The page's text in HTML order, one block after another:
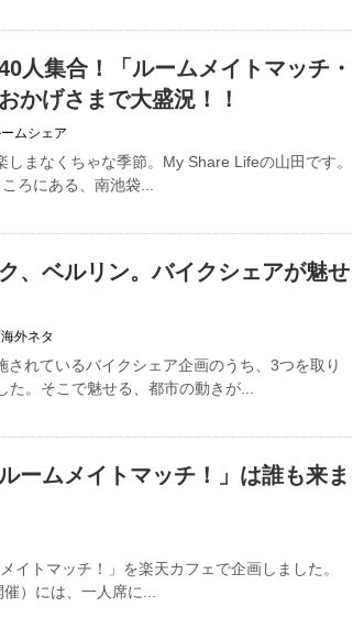
人集合！「ルームメイトマッチ・
かげさまで大盛況！！
ムシェア
まなくちゃな季節。My Share Lifeの山田です。
ろにある、南池袋...
、ベルリン。バイクシェアが魅せ
海外ネタ
されているバイクシェア企画のうち、3つを取り
た。そこで魅せる、都市の動きが...
ームメイトマッチ！」は誰も来ま
イトマッチ！」を楽天カフェで企画しました。
）には、一人席に...